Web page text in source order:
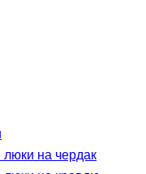
на чердак